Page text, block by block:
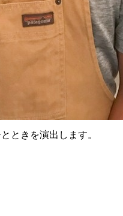
ときを演出します。